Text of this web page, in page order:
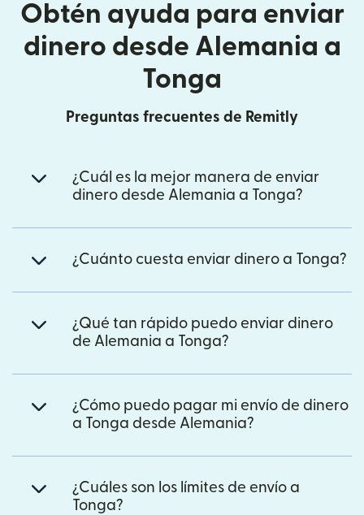
Obtén ayuda para enviar
dinero desde Alemania a
Tonga
Preguntas frecuentes de Remitly
¿Cuál es la mejor manera de enviar
dinero desde Alemania a Tonga?
¿Cuánto cuesta enviar dinero a Tonga?
¿Qué tan rápido puedo enviar dinero
de Alemania a Tonga?
¿Cómo puedo pagar mi envío de dinero
a Tonga desde Alemania?
¿Cuáles son los límites de envío a
Tonga?